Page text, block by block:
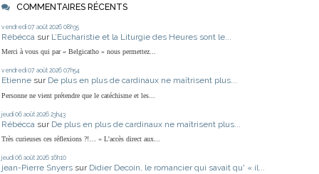
COMMENTAIRES RÉCENTS
vendredi 07 août 2026 08h35
Rébécca sur L’Eucharistie et la Liturgie des Heures sont le...
Merci à vous qui par « Belgicatho » nous permettez...
vendredi 07 août 2026 07h54
Etienne sur De plus en plus de cardinaux ne maîtrisent plus...
Personne ne vient prétendre que le catéchisme et les...
jeudi 06 août 2026 23h43
Rébécca sur De plus en plus de cardinaux ne maîtrisent plus...
Très curieuses ces réflexions ?!… « L'accès direct aux...
jeudi 06 août 2026 16h10
jean-Pierre Snyers sur Didier Decoin, le romancier qui savait qu' « il...